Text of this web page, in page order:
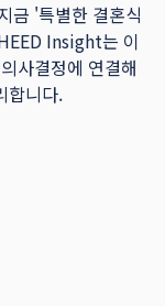
금 '특별한 결혼식
Insight는 이
사결정에 연결해
합니다.